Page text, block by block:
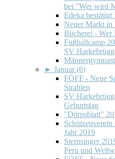
bei "Wer wird
Edeka bestätigt
Neuer Markt in
Bücherei - Wer
Fußballcamp
SV
► Januar (6)
FÖFF - Neue
Strahlen
SV
Geburtstag
"Dörpsblatt"
Schützenverein
Jahr 2019
Sternsinger
Peru und